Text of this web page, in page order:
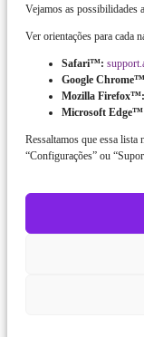
Vejamos as possibilidades
Ver orientações para cada
Safari™:
Google
Mozilla Firefox™:
Microsoft
Ressaltamos que essa lista
“Configurações” ou